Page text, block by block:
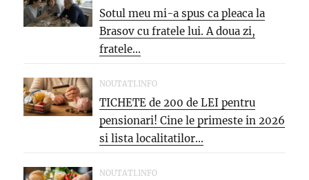
Sotul meu mi-a spus ca pleaca la
Brasov cu fratele lui. A doua zi,
fratele...
NOUTATI.INFO
TICHETE de 200 de LEI pentru
pensionari! Cine le primeste in 2026
si lista localitatilor...
NOUTATI.INFO